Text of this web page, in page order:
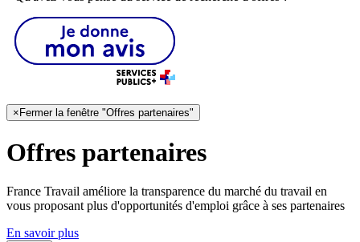
×Fermer la fenêtre "Offres partenaires"
Offres partenaires
France Travail améliore la transparence du marché du travail en
vous proposant plus d'opportunités d'emploi grâce à ses partenaires
En savoir plus